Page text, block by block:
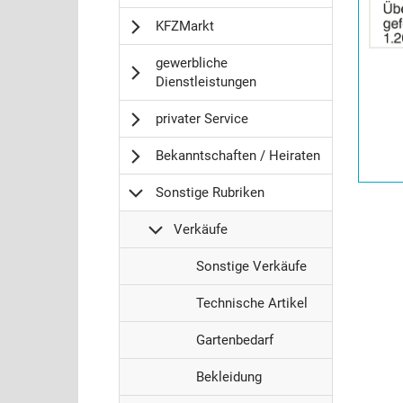
KFZMarkt
gewerbliche
Dienstleistungen
privater Service
Bekanntschaften / Heiraten
Sonstige Rubriken
Verkäufe
S
o
n
s
t
i
g
e
Sonstige Verkäufe
S
o
n
s
t
i
Technische Artikel
S
o
n
s
Gartenbedarf
S
o
Bekleidung
Anzeige
2058113
anzeigen